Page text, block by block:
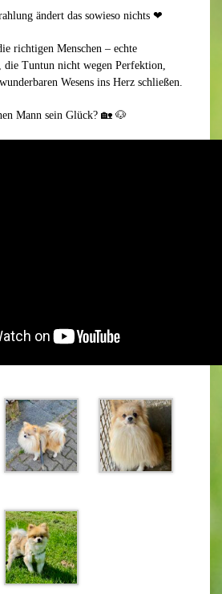
ändert das sowieso nichts ❤
richtigen Menschen – echte
die Tuntun nicht wegen Perfektion,
Wesens ins Herz schließen.
Mann sein Glück? 🏡 🐶